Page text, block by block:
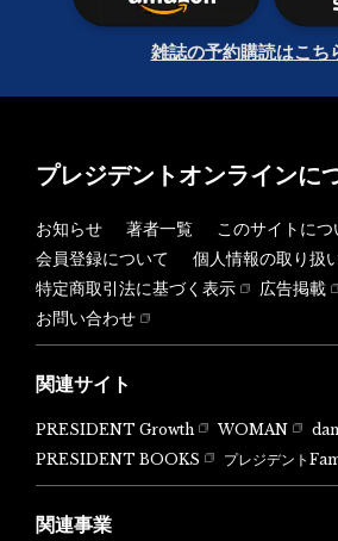
雑誌の予約購読はこち
プレジデントオンラインに
お知らせ 著者一覧
このサイトにつ
会員登録について
個人情報の取り扱
特定商取引法に基づく表示
広告掲載
お問い合わせ
関連サイト
PRESIDENT Growth WOMAN
PRESIDENT BOOKS
プレジデント
関連事業